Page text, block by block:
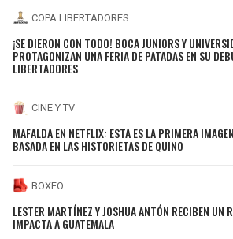
COPA LIBERTADORES
¡SE DIERON CON TODO! BOCA JUNIORS Y
PROTAGONIZAN UNA FERIA DE PATADAS EN SU
LIBERTADORES
CINE Y TV
MAFALDA EN NETFLIX: ESTA ES LA PRIMERA
BASADA EN LAS HISTORIETAS DE QUINO
BOXEO
LESTER MARTÍNEZ Y JOSHUA ANTÓN RECIBEN UN
IMPACTA A GUATEMALA